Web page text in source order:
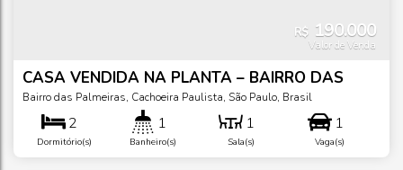
R$ 190.000
Valor de Venda
CASA VENDIDA NA PLANTA – BAIRRO DAS
PALMEIRAS, CACHOEIRA PAULISTA/SP
Bairro das Palmeiras, Cachoeira Paulista, São Paulo, Brasil
2
Dormitório(s)
1
Banheiro(s)
1
Sala(s)
1
Vaga(s)